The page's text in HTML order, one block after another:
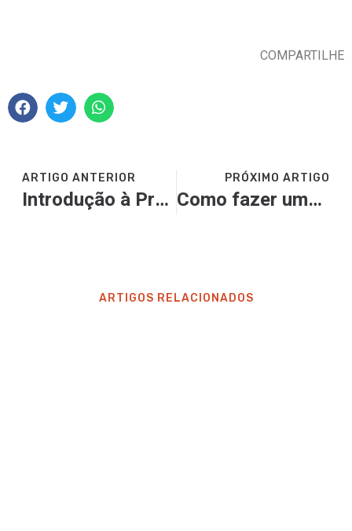
COMPARTILHE
ARTIGO ANTERIOR
Introdução à Pregação Indutiva
PRÓXIMO ARTIGO
Como fazer uma Pregação Indutiva
ARTIGOS RELACIONADOS